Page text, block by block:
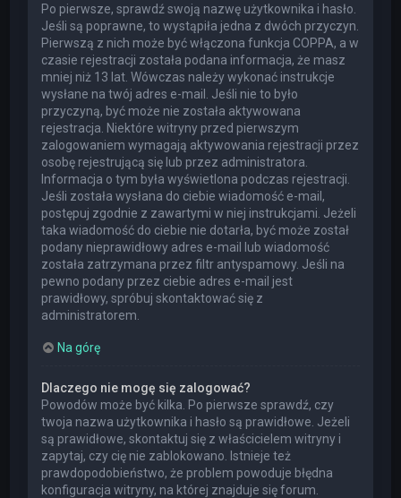
Po pierwsze, sprawdź swoją nazwę użytkownika i hasło.
Jeśli są poprawne, to wystąpiła jedna z dwóch przyczyn.
Pierwszą z nich może być włączona funkcja COPPA, a w
czasie rejestracji została podana informacja, że masz
mniej niż 13 lat. Wówczas należy wykonać instrukcje
wysłane na twój adres e-mail. Jeśli nie to było
przyczyną, być może nie została aktywowana
rejestracja. Niektóre witryny przed pierwszym
zalogowaniem wymagają aktywowania rejestracji przez
osobę rejestrującą się lub przez administratora.
Informacja o tym była wyświetlona podczas rejestracji.
Jeśli została wysłana do ciebie wiadomość e-mail,
postępuj zgodnie z zawartymi w niej instrukcjami. Jeżeli
taka wiadomość do ciebie nie dotarła, być może został
podany nieprawidłowy adres e-mail lub wiadomość
została zatrzymana przez filtr antyspamowy. Jeśli na
pewno podany przez ciebie adres e-mail jest
prawidłowy, spróbuj skontaktować się z
administratorem.
Na górę
Dlaczego nie mogę się zalogować?
Powodów może być kilka. Po pierwsze sprawdź, czy
twoja nazwa użytkownika i hasło są prawidłowe. Jeżeli
są prawidłowe, skontaktuj się z właścicielem witryny i
zapytaj, czy cię nie zablokowano. Istnieje też
prawdopodobieństwo, że problem powoduje błędna
konfiguracja witryny, na której znajduje się forum.